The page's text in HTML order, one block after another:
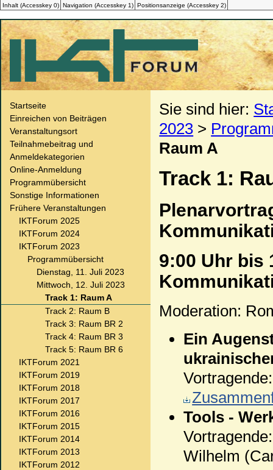
Inhalt (Accesskey0) Navigation (Accesskey1) Positionsanzeige (Accesskey2)
Startseite
Einreichen von Beiträgen
Veranstaltungsort
Teilnahmebeitrag und
Anmeldekategorien
Online-Anmeldung
Programmübersicht
Sonstige Informationen
Frühere Veranstaltungen
IKTForum 2025
IKTForum 2024
IKTForum 2023
Programmübersicht
Dienstag, 11. Juli 2023
Mittwoch, 12. Juli 2023
Track 1: Raum A
Track 2: Raum B
Track 3: Raum BR 2
Track 4: Raum BR 3
Track 5: Raum BR 6
IKTForum 2021
IKTForum 2019
IKTForum 2018
IKTForum 2017
IKTForum 2016
IKTForum 2015
IKTForum 2014
IKTForum 2013
IKTForum 2012
Sie sind hier:
2023 >
Raum A
Track 1:
9:00 Uhr bis
Moderation:
Ein
Tools -
Wilhelm